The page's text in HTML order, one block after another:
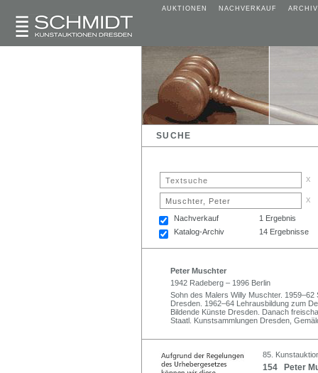
AUKTIONEN NACHVERKAUF ARCHIV
SUCHE
x
x
Nachverkauf
1 Ergebnis
Katalog-Archiv
14 Ergebnisse
Peter Muschter
1942 Radeberg – 1996 Berlin
Sohn des Malers Willy Muschter.
Dresden. 1962–64 Lehrausbildung zum
Bildende Künste Dresden. Danach
Staatl. Kunstsammlungen Dresden,
85.
154 Peter